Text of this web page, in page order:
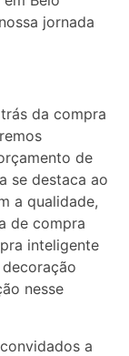
jornada
da compra
de
se destaca ao
a qualidade,
de compra
inteligente
nesse
a